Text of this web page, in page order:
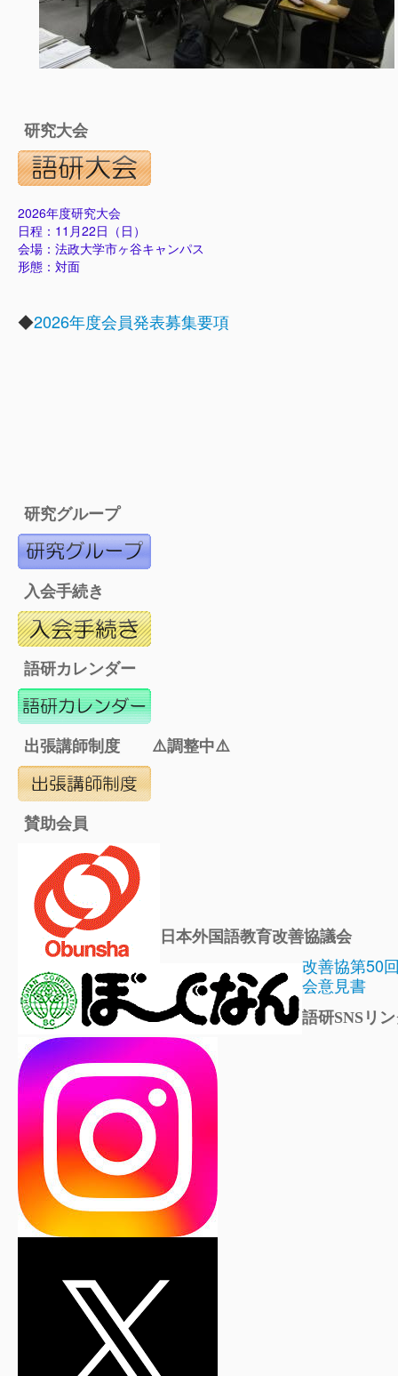
研究大会
2026年度研究大会
日程：11月22日（日）
会場：法政大学市ヶ谷キャンパス
形態：対面
◆2026年度会員発表募集要項
研究グループ
入会手続き
語研カレンダー
出張講師制度 ⚠️調整中⚠️
賛助会員
日本外国語教育改善協議会
改善協第50
会意見書
語研SNSリ